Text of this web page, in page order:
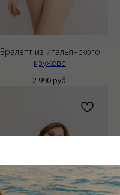
Бралетт из итальянского
кружева
2 990 руб.